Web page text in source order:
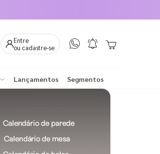
Entre
ou cadastre-se
Lançamentos Segmentos